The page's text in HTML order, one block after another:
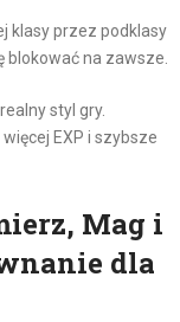
klasy przez podklasy
blokować na zawsze.
styl gry.
EXP i szybsze
Mag i
dla